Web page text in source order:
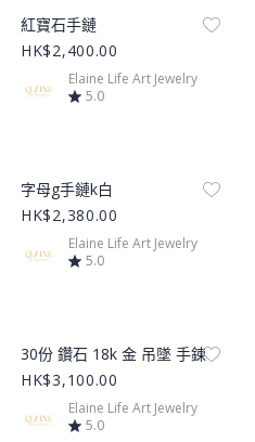
Product Image
紅寶石手鏈
HK$2,400.00
Elaine Life Art Jewelry
5.0
Product Image
字母g手鏈k白
HK$2,380.00
Elaine Life Art Jewelry
5.0
Product Image
30份 鑽石 18k 金 吊墜 手鍊
HK$3,100.00
Elaine Life Art Jewelry
5.0